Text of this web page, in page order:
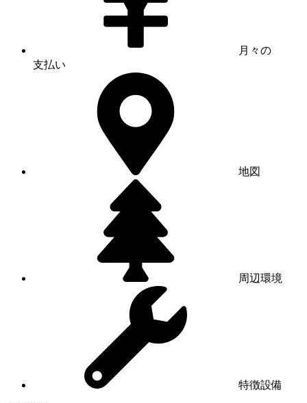
月々の
支払い
地図
周辺環境
特徴設備